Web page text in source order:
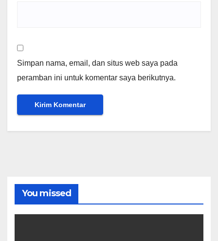
Simpan nama, email, dan situs web saya pada
peramban ini untuk komentar saya berikutnya.
You missed